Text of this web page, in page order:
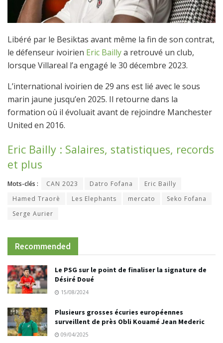
Libéré par le Besiktas avant même la fin de son contrat,
le défenseur ivoirien Eric Baillya retrouvé un club,
lorsque Villareal l’a engagé le 30 décembre 2023.
L’international ivoirien de 29 ans est lié avec le sous
marin jaune jusqu’en 2025. Il retourne dans la
formation où il évoluait avant de rejoindre Manchester
United en 2016.
Eric Bailly : Salaires, statistiques, records
et plus
Mots-clés : CAN 2023 Datro Fofana
Eric Bailly
Hamed Traorè
Les Elephants mercato
Seko Fofana
Serge Aurier
Recommended
Le PSG sur le point de finaliser la signature de
Désiré Doué
15/08/2024
Plusieurs grosses écuries européennes
surveillent de près Obli Kouamé Jean Mederic
09/04/2025